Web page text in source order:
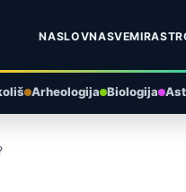
NASLOVNASVEMIR
Arheologija Biologija